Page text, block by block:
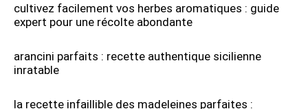
cultivez facilement vos herbes aromatiques : guide
expert pour une récolte abondante
arancini parfaits : recette authentique sicilienne
inratable
la recette infaillible des madeleines parfaites :